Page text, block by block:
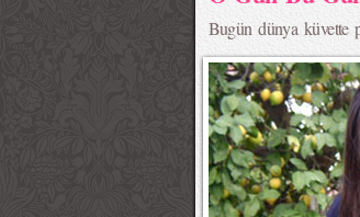
Bugün dünya küvette